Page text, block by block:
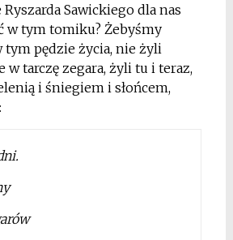
Ryszarda Sawickiego dla nas
w tym tomiku? Żebyśmy
tym pędzie życia, nie żyli
w tarczę zegara, żyli tu i teraz,
i śniegiem i słońcem,